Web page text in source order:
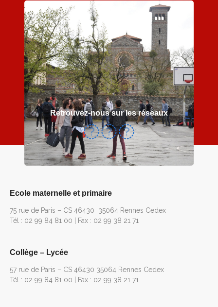
Retrouvez-nous sur les réseaux
Ecole maternelle et primaire
75 rue de Paris – CS 46430 35064 Rennes Cedex
Tél : 02 99 84 81 00 | Fax : 02 99 38 21 71
Collège – Lycée
57 rue de Paris – CS 46430 35064 Rennes Cedex
Tél : 02 99 84 81 00 | Fax : 02 99 38 21 71